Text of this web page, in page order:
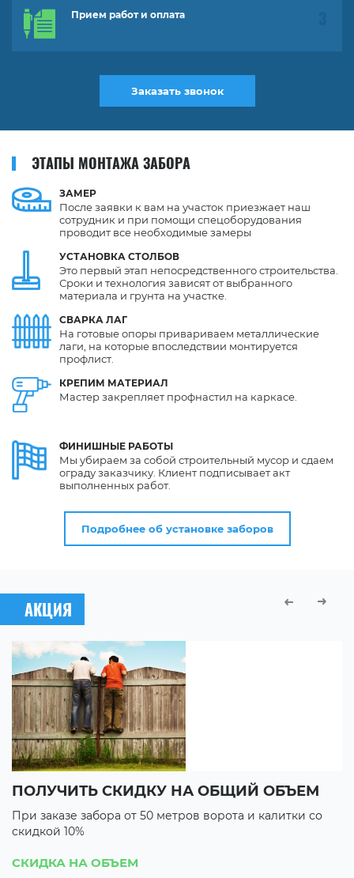
Прием работ и оплата
Заказать звонок
ЭТАПЫ МОНТАЖА ЗАБОРА
ЗАМЕР
УСТАНОВКА СТОЛБОВ
СВАРКА ЛАГ
КРЕПИМ МАТЕРИАЛ
ФИНИШНЫЕ РАБОТЫ
После заявки к вам на участок приезжает наш
сотрудник и при помощи спецоборудования
проводит все необходимые замеры
Это первый этап непосредственного строительства.
Сроки и технология зависят от выбранного
материала и грунта на участке.
На готовые опоры привариваем металлические
лаги, на которые впоследствии монтируется
профлист.
Мастер закрепляет профнастил на каркасе.
Мы убираем за собой строительный мусор и сдаем
ограду заказчику. Клиент подписывает акт
выполненных работ.
Подробнее об установке заборов
АКЦИЯ
ПОЛУЧИТЬ СКИДКУ НА ОБЩИЙ ОБЪЕМ
При заказе забора от 50 метров ворота и калитки со
скидкой 10%
СКИДКА НА ОБЪЕМ